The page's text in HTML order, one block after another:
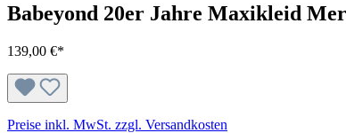
Babeyond 20er Jahre Maxikleid
139,00 €*
Preise inkl. MwSt. zzgl. Versandkosten